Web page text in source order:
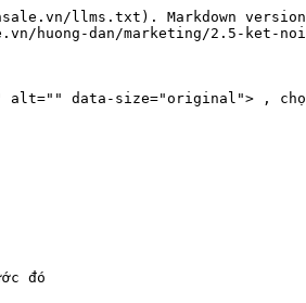
llms.txt). Markdown
huong-dan/marketing/2.5-ket-
alt="" data-size="original"> ,
đó